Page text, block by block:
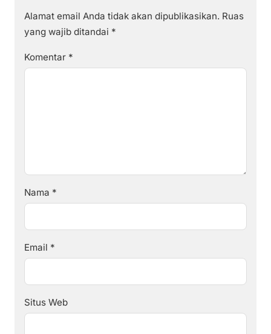
Alamat email Anda tidak akan dipublikasikan. Ruas
yang wajib ditandai *
Komentar *
Nama *
Email *
Situs Web